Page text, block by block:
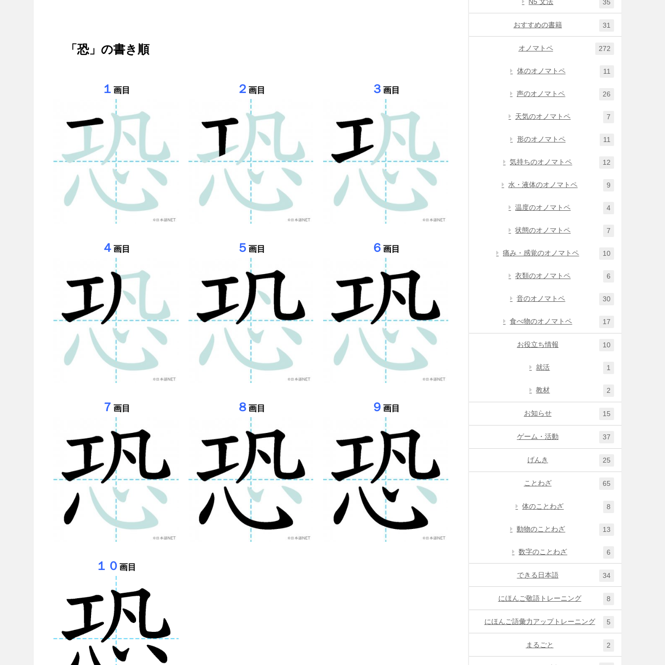
「恐」の書き順
１画目 ２ 画目 ３画目
４画目 ５ 画目 ６画目
７画目 ８ 画目 ９画目
１０画目
35
おすすめの書籍 31
オノマトペ 272
体のオノマトペ 11
声のオノマトペ 26
天気のオノマトペ 7
形のオノマトペ 11
気持ちのオノマトペ 12
水・液体のオノマトペ 9
温度のオノマトペ 4
状態のオノマトペ 7
痛み・感覚のオノマトペ 10
衣類のオノマトペ 6
音のオノマトペ 30
食べ物のオノマトペ 17
お役立ち情報 10
就活 1
教材 2
お知らせ 15
ゲーム・活動 37
げんき 25
ことわざ 65
体のことわざ 8
動物のことわざ 13
数字のことわざ 6
できる日本語 34
にほんご敬語トレーニング 8
にほんご語彙力アップトレーニング 5
まるごと 2